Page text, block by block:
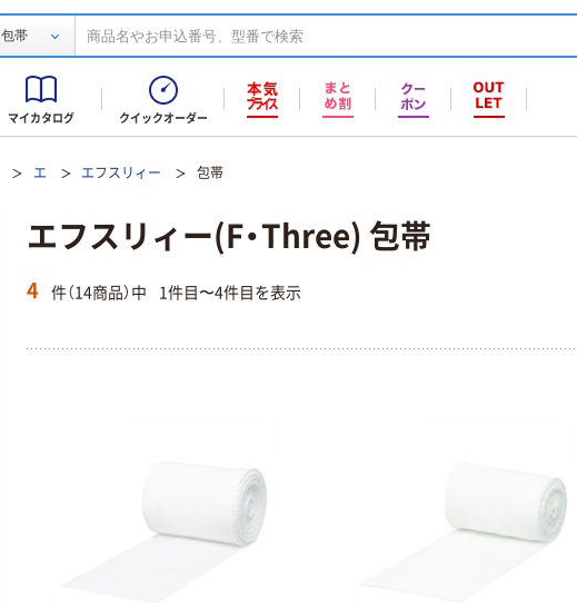
包帯
マイカタログ クイックオーダー
エ エフスリィー 包帯
エフスリィー(F・Three) 包帯
4 件（14商品）中 1件目〜4件目を表示